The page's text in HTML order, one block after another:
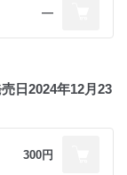
―
日2024年12月23
300円